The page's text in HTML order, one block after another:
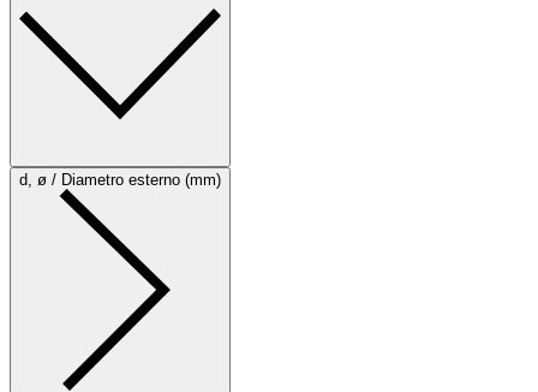
d, ø / Diametro esterno (mm)